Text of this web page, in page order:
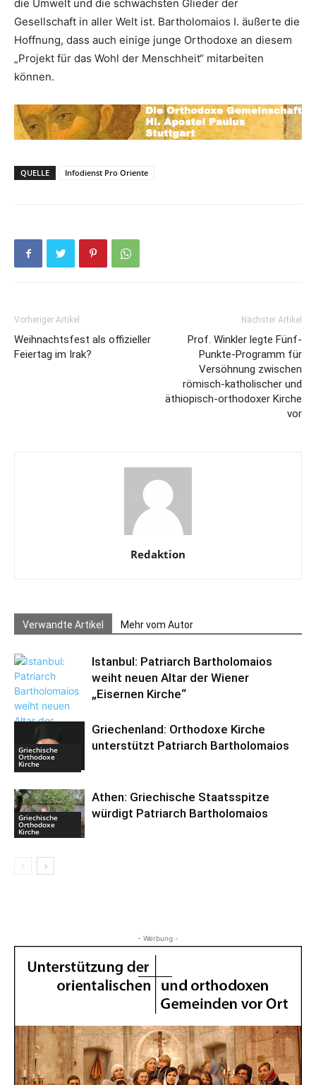
die Umwelt und die schwächsten Glieder der
Gesellschaft in aller Welt ist. Bartholomaios I. äußerte die
Hoffnung, dass auch einige junge Orthodoxe an diesem
„Projekt für das Wohl der Menschheit“ mitarbeiten
können.
QUELLE Infodienst Pro Oriente
Vorheriger Artikel
Weihnachtsfest als offizieller
Feiertag im Irak?
Nächster Artikel
Prof. Winkler legte Fünf-
Punkte-Programm für
Versöhnung zwischen
römisch-katholischer und
äthiopisch-orthodoxer Kirche
vor
Redaktion
Verwandte Artikel Mehr vom Autor
Bulgarische
Orthodoxe
Kirche
Istanbul: Patriarch Bartholomaios
weiht neuen Altar der Wiener
„Eisernen Kirche“
Griechische
Orthodoxe
Kirche
Griechenland: Orthodoxe Kirche
unterstützt Patriarch Bartholomaios
Griechische
Orthodoxe
Kirche
Athen: Griechische Staatsspitze
würdigt Patriarch Bartholomaios
- Werbung -